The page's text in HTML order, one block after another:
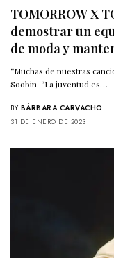
TOMORROW X
demostrar un
de moda y
“Muchas de nuestras
Soobin. “La juventud es…
BY BÁRBARA CARVACHO
31 DE ENERO DE 2023